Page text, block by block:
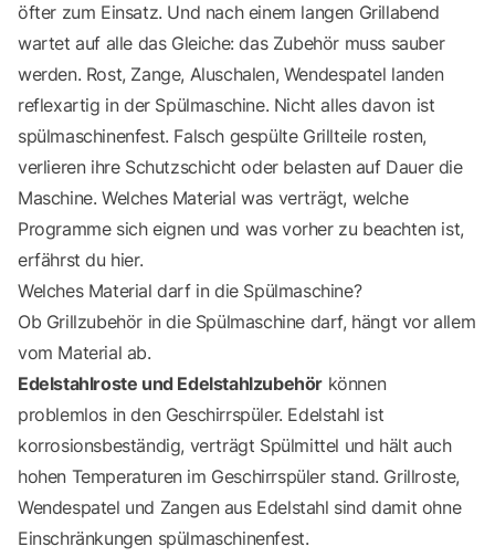
öfter zum Einsatz. Und nach einem langen Grillabend
wartet auf alle das Gleiche: das Zubehör muss sauber
werden. Rost, Zange, Aluschalen, Wendespatel landen
reflexartig in der Spülmaschine. Nicht alles davon ist
spülmaschinenfest. Falsch gespülte Grillteile rosten,
verlieren ihre Schutzschicht oder belasten auf Dauer die
Maschine. Welches Material was verträgt, welche
Programme sich eignen und was vorher zu beachten ist,
erfährst du hier.
Welches Material darf in die Spülmaschine?
Ob Grillzubehör in die Spülmaschine darf, hängt vor allem
vom Material ab.
Edelstahlroste und Edelstahlzubehör können
problemlos in den Geschirrspüler. Edelstahl ist
korrosionsbeständig, verträgt Spülmittel und hält auch
hohen Temperaturen im Geschirrspüler stand. Grillroste,
Wendespatel und Zangen aus Edelstahl sind damit ohne
Einschränkungen spülmaschinenfest.